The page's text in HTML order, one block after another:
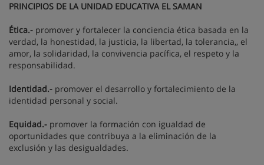
PRINCIPIOS DE LA UNIDAD EDUCATIVA EL SAMAN
Ética.- promover y fortalecer la conciencia ética basada en la
verdad, la honestidad, la justicia, la libertad, la tolerancia,, el
amor, la solidaridad, la convivencia pacífica, el respeto y la
responsabilidad.
Identidad.- promover el desarrollo y fortalecimiento de la
identidad personal y social.
Equidad.- promover la formación con igualdad de
oportunidades que contribuya a la eliminación de la
exclusión y las desigualdades.